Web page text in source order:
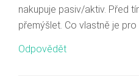
nakupuje pasiv/aktiv. Před
přemýšlet. Co vlastně je
Odpovědět